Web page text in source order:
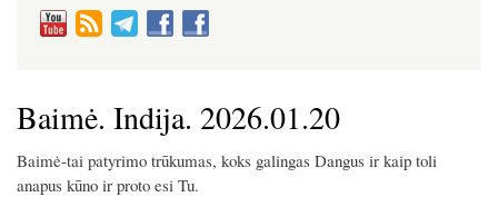
Baimė. Indija. 2026.01.20
Baimė-tai patyrimo trūkumas, koks galingas Dangus ir kaip toli
anapus kūno ir proto esi Tu.